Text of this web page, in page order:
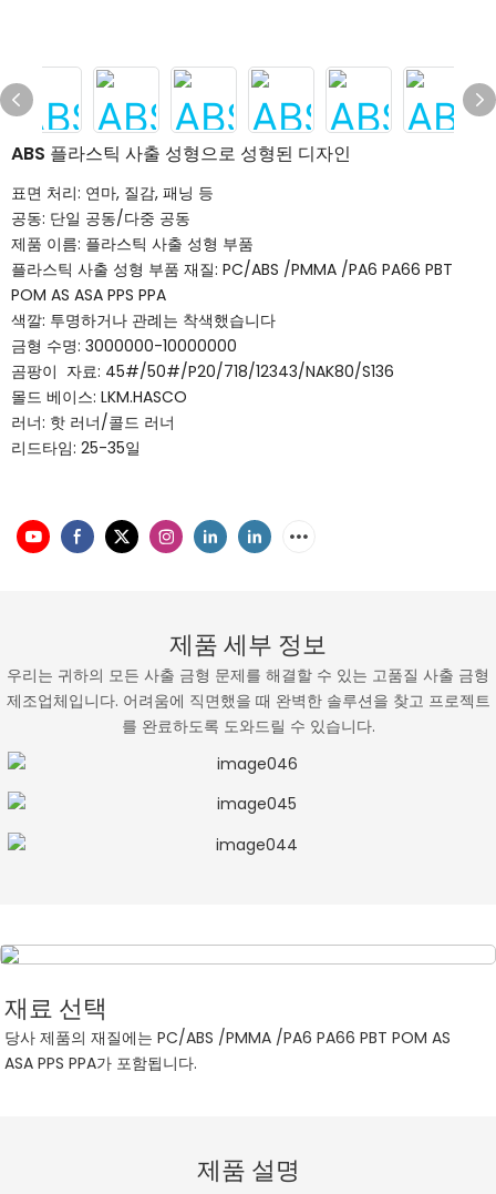
ABS 플라스틱 사출 성형으로 성형된 디자인
표면 처리: 연마, 질감, 패닝 등
공동: 단일 공동/다중 공동
제품 이름: 플라스틱 사출 성형 부품
플라스틱 사출 성형 부품 재질: PC/ABS /PMMA /PA6 PA66 PBT
POM AS ASA PPS PPA
색깔: 투명하거나 관례는 착색했습니다
금형 수명: 3000000-10000000
곰팡이 자료: 45#/50#/P20/718/12343/NAK80/S136
몰드 베이스: LKM.HASCO
러너: 핫 러너/콜드 러너
리드타임: 25-35일
제품 세부 정보
우리는 귀하의 모든 사출 금형 문제를 해결할 수 있는 고품질 사출 금형
제조업체입니다. 어려움에 직면했을 때 완벽한 솔루션을 찾고 프로젝트
를 완료하도록 도와드릴 수 있습니다.
재료 선택
당사 제품의 재질에는 PC/ABS /PMMA /PA6 PA66 PBT POM AS
ASA PPS PPA가 포함됩니다.
제품 설명